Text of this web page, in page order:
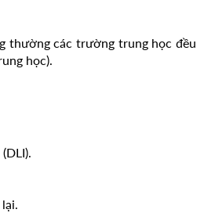
thường các trường trung học đều
học).